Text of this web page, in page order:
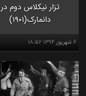
تزار نیکلاس دوم در
دانمارک(۱۹۰۱)
۶ شهريور ۱۳۹۴ ۱۸:۵۲